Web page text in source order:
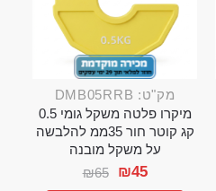
מק"ט: DMB05RRB
מיקרו פלטה משקל גומי 0.5
קג קוטר חור 35ממ להלבשה
על משקל מובנה
₪65 ₪45